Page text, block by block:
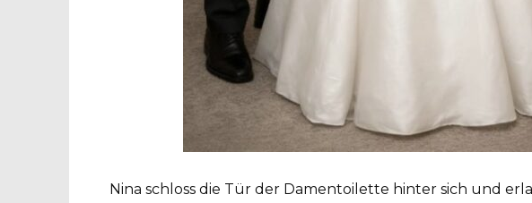
Nina schloss die Tür der Damentoilette hinter sich und